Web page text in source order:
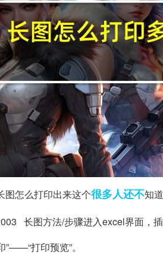
图怎么打印出来这个很多人还不知
长图方法/步骤进入excel界面，
打印预览”。